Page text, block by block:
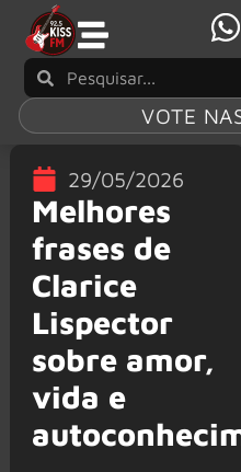
VOTE
29/05/2026
Melhores
frases de
Clarice
Lispector
sobre amor,
vida e